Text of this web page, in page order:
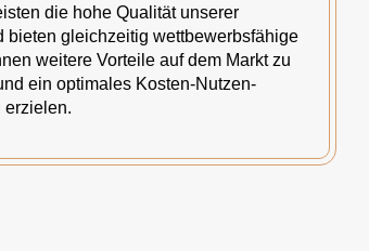
die hohe Qualität unserer
bieten gleichzeitig wettbewerbsfähige
weitere Vorteile auf dem Markt zu
ein optimales Kosten-Nutzen-
erzielen.